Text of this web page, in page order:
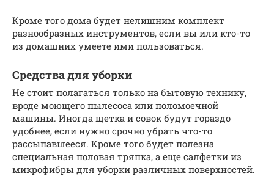
Кроме того дома будет нелишним комплект
разнообразных инструментов, если вы или кто-то
из домашних умеете ими пользоваться.
Средства для уборки
Не стоит полагаться только на бытовую технику,
вроде моющего пылесоса или поломоечной
машины. Иногда щетка и совок будут гораздо
удобнее, если нужно срочно убрать что-то
рассыпавшееся. Кроме того будет полезна
специальная половая тряпка, а еще салфетки из
микрофибры для уборки различных поверхностей.